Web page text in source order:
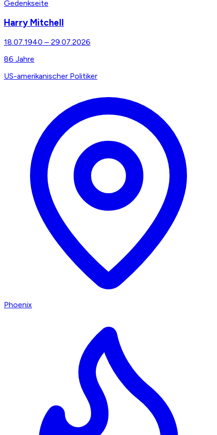
Gedenkseite
Harry Mitchell
18.07.1940 – 29.07.2026
86 Jahre
US-amerikanischer Politiker
Phoenix